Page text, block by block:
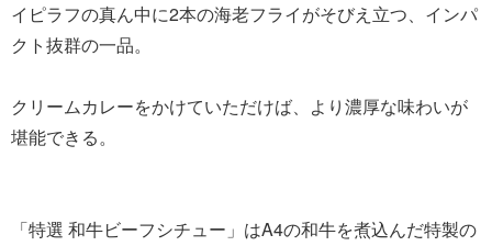
イピラフの真ん中に2本の海老フライがそびえ立つ、インパ
クト抜群の一品。
クリームカレーをかけていただけば、より濃厚な味わいが
堪能できる。
「特選 和牛ビーフシチュー」はA4の和牛を煮込んだ特製の